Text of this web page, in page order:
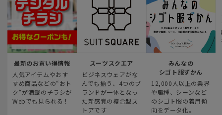
最新のお買い得情報
人気アイテムやおす
すめ商品などの“おト
ク“が満載のチラシが
Webでも見られる！
スーツスクエア
ビジネスウェアがな
んでも揃う、4つのブ
ランドが一体となっ
た新感覚の複合型ス
トアです
みんなの
シゴト服ずかん
12,000人以上の業界
や職種、シーンなど
のシゴト服の着用傾
向をデータ化。